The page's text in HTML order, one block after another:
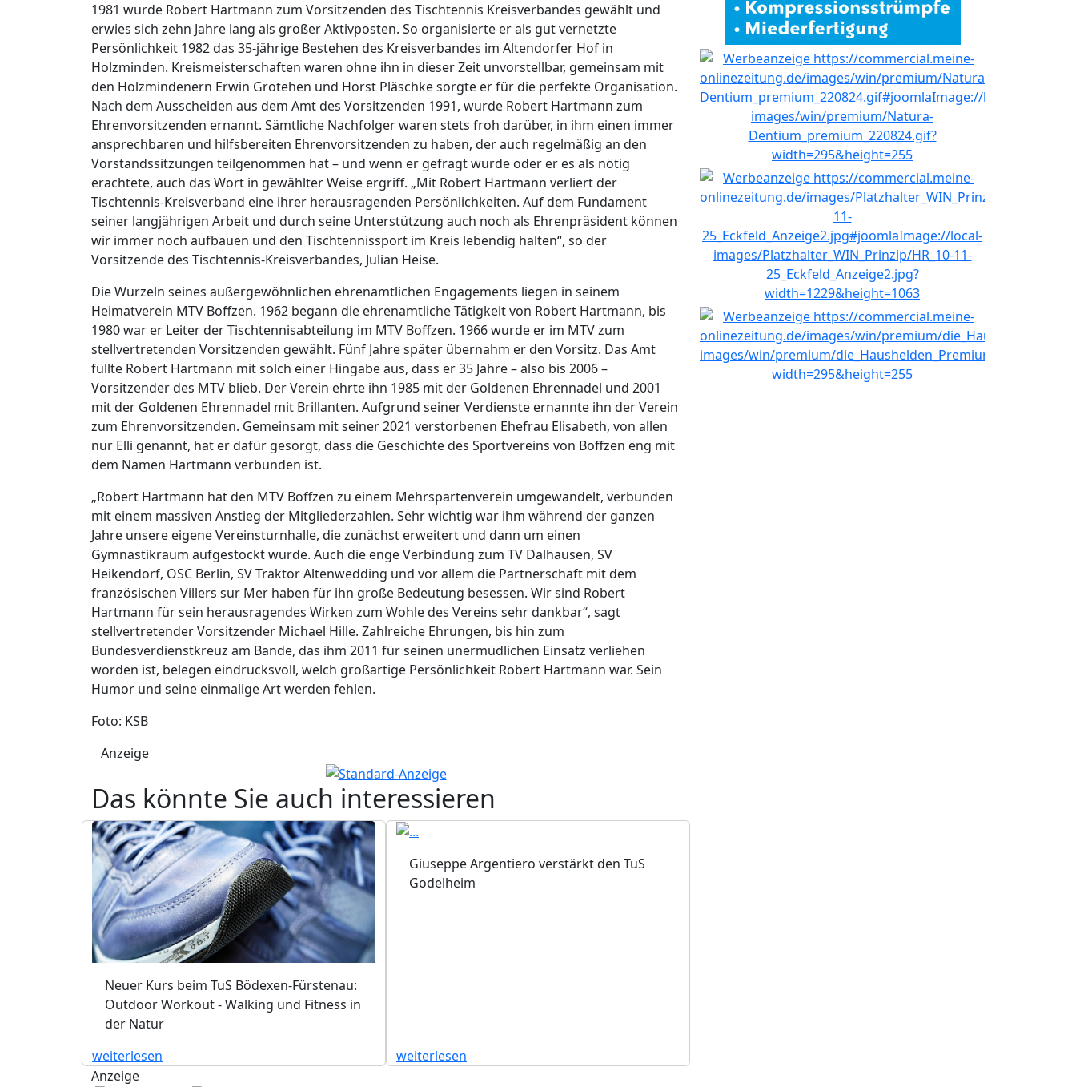
1981 wurde Robert Hartmann zum Vorsitzenden des Tischtennis Kreisverbandes gewählt und
erwies sich zehn Jahre lang als großer Aktivposten. So organisierte er als gut vernetzte
Persönlichkeit 1982 das 35-jährige Bestehen des Kreisverbandes im Altendorfer Hof in
Holzminden. Kreismeisterschaften waren ohne ihn in dieser Zeit unvorstellbar, gemeinsam mit
den Holzmindenern Erwin Grotehen und Horst Pläschke sorgte er für die perfekte Organisation.
Nach dem Ausscheiden aus dem Amt des Vorsitzenden 1991, wurde Robert Hartmann zum
Ehrenvorsitzenden ernannt. Sämtliche Nachfolger waren stets froh darüber, in ihm einen immer
ansprechbaren und hilfsbereiten Ehrenvorsitzenden zu haben, der auch regelmäßig an den
Vorstandssitzungen teilgenommen hat – und wenn er gefragt wurde oder er es als nötig
erachtete, auch das Wort in gewählter Weise ergriff. „Mit Robert Hartmann verliert der
Tischtennis-Kreisverband eine ihrer herausragenden Persönlichkeiten. Auf dem Fundament
seiner langjährigen Arbeit und durch seine Unterstützung auch noch als Ehrenpräsident können
wir immer noch aufbauen und den Tischtennissport im Kreis lebendig halten“, so der
Vorsitzende des Tischtennis-Kreisverbandes, Julian Heise.
Die Wurzeln seines außergewöhnlichen ehrenamtlichen Engagements liegen in seinem
Heimatverein MTV Boffzen. 1962 begann die ehrenamtliche Tätigkeit von Robert Hartmann, bis
1980 war er Leiter der Tischtennisabteilung im MTV Boffzen. 1966 wurde er im MTV zum
stellvertretenden Vorsitzenden gewählt. Fünf Jahre später übernahm er den Vorsitz. Das Amt
füllte Robert Hartmann mit solch einer Hingabe aus, dass er 35 Jahre – also bis 2006 –
Vorsitzender des MTV blieb. Der Verein ehrte ihn 1985 mit der Goldenen Ehrennadel und 2001
mit der Goldenen Ehrennadel mit Brillanten. Aufgrund seiner Verdienste ernannte ihn der Verein
zum Ehrenvorsitzenden. Gemeinsam mit seiner 2021 verstorbenen Ehefrau Elisabeth, von allen
nur Elli genannt, hat er dafür gesorgt, dass die Geschichte des Sportvereins von Boffzen eng mit
dem Namen Hartmann verbunden ist.
„Robert Hartmann hat den MTV Boffzen zu einem Mehrspartenverein umgewandelt, verbunden
mit einem massiven Anstieg der Mitgliederzahlen. Sehr wichtig war ihm während der ganzen
Jahre unsere eigene Vereinsturnhalle, die zunächst erweitert und dann um einen
Gymnastikraum aufgestockt wurde. Auch die enge Verbindung zum TV Dalhausen, SV
Heikendorf, OSC Berlin, SV Traktor Altenwedding und vor allem die Partnerschaft mit dem
französischen Villers sur Mer haben für ihn große Bedeutung besessen. Wir sind Robert
Hartmann für sein herausragendes Wirken zum Wohle des Vereins sehr dankbar“, sagt
stellvertretender Vorsitzender Michael Hille. Zahlreiche Ehrungen, bis hin zum
Bundesverdienstkreuz am Bande, das ihm 2011 für seinen unermüdlichen Einsatz verliehen
worden ist, belegen eindrucksvoll, welch großartige Persönlichkeit Robert Hartmann war. Sein
Humor und seine einmalige Art werden fehlen.
Foto: KSB
Anzeige
Das könnte Sie auch interessieren
Neuer Kurs beim TuS Bödexen-Fürstenau:
Outdoor Workout - Walking und Fitness in
der Natur
weiterlesen
Giuseppe Argentiero verstärkt den TuS
Godelheim
weiterlesen
Anzeige